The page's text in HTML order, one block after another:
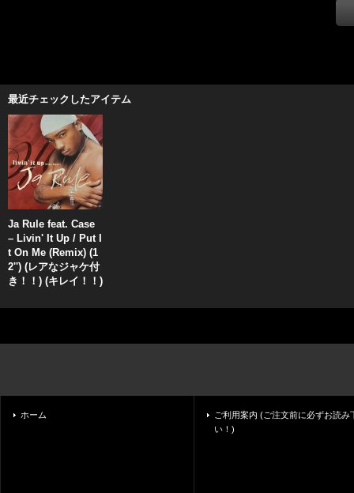
最近チェックしたアイテム
Ja Rule feat. Case
– Livin' It Up / Put I
t On Me (Remix) (1
2'') (レアなジャケ付
き！！) (キレイ！！)
ホーム
ご利用案内 (ご注文前に必ずお読み
い！)